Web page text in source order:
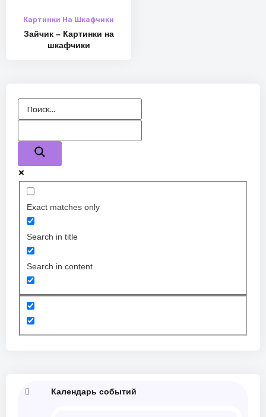
Картинки На Шкафчики
Зайчик – Картинки на
шкафчики
Exact matches only
Search in title
Search in content
Календарь событий